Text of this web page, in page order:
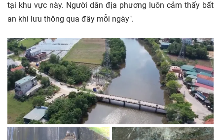
tại khu vực này. Người dân địa phương luôn cảm thấy bất
an khi lưu thông qua đây mỗi ngày".